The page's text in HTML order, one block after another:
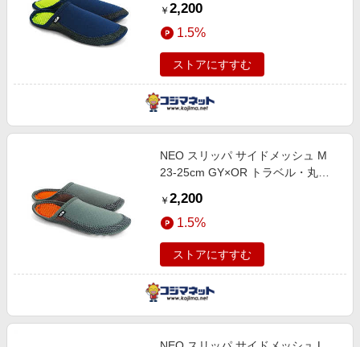
￥ 2,200
1.5%
ストアにすすむ
NEO スリッパ サイドメッシュ M
23-25cm GY×OR トラベル・丸洗
￥ 2,200
1.5%
ストアにすすむ